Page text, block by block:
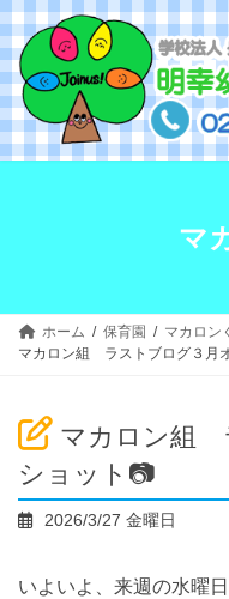
コ
ン
テ
ン
ツ
へ
ス
ナ
ビ
ゲ
ー
シ
ョ
ン
マ
ホーム 保育園
マカロン
マカロン組 ラストブログ３月
マカロン組
ショット📷
2026/3/27 金曜日
いよいよ、来週の水曜